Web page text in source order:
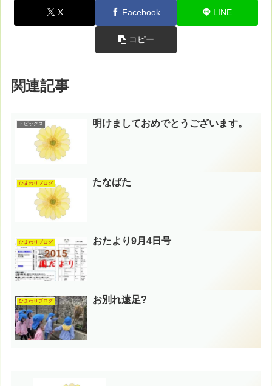
X Facebook LINE
コピー
関連記事
トピックス 明けましておめでとうございます。
ひまわりブログ たなばた
ひまわりブログ おたより9月4日号
ひまわりブログ お別れ遠足?